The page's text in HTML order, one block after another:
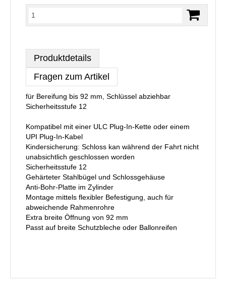
Produktdetails
Fragen zum Artikel
für Bereifung bis 92 mm, Schlüssel abziehbar
Sicherheitsstufe 12
Kompatibel mit einer ULC Plug-In-Kette oder einem
UPI Plug-In-Kabel
Kindersicherung: Schloss kan während der Fahrt nicht
unabsichtlich geschlossen worden
Sicherheitsstufe 12
Gehärteter Stahlbügel und Schlossgehäuse
Anti-Bohr-Platte im Zylinder
Montage mittels flexibler Befestigung, auch für
abweichende Rahmenrohre
Extra breite Öffnung von 92 mm
Passt auf breite Schutzbleche oder Ballonreifen